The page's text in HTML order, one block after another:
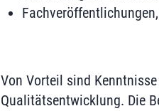
Von Vorteil sind
Qualitätsentwicklung. Die